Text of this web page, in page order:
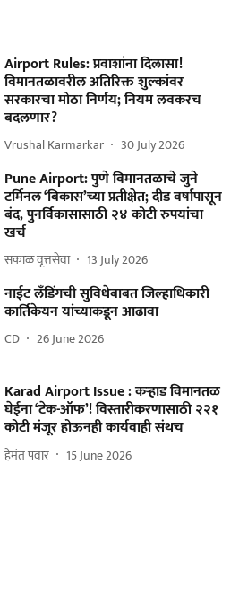
Airport Rules: प्रवाशांना दिलासा!
विमानतळावरील अतिरिक्त शुल्कांवर
सरकारचा मोठा निर्णय; नियम लवकरच
बदलणार?
Vrushal Karmarkar 30 July 2026
Pune Airport: पुणे विमानतळाचे जुने
टर्मिनल ‘बिकास’च्या प्रतीक्षेत; दीड वर्षापासून
बंद, पुनर्विकासासाठी २४ कोटी रुपयांचा
खर्च
सकाळ वृत्तसेवा 13 July 2026
नाईट लँडिंगची सुविधेबाबत जिल्हाधिकारी
कार्तिकेयन यांच्याकडून आढावा
CD 26 June 2026
Karad Airport Issue : कऱ्हाड विमानतळ
घेईना ‘टेक-ऑफ’! विस्तारीकरणासाठी २२१
कोटी मंजूर होऊनही कार्यवाही संथच
हेमंत पवार 15 June 2026